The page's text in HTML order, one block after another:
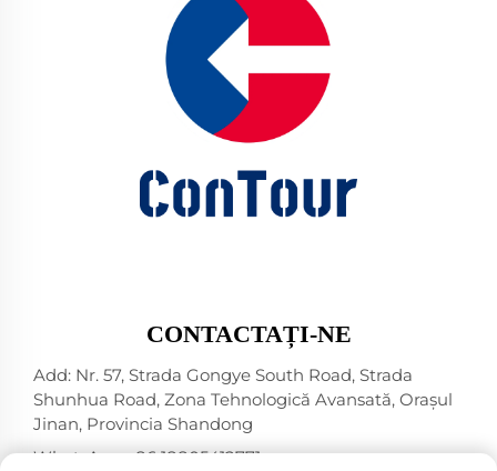
CONTACTAȚI-NE
Add: Nr. 57, Strada Gongye South Road, Strada
Shunhua Road, Zona Tehnologică Avansată, Orașul
Jinan, Provincia Shandong
WhatsApp:+86 18805412771